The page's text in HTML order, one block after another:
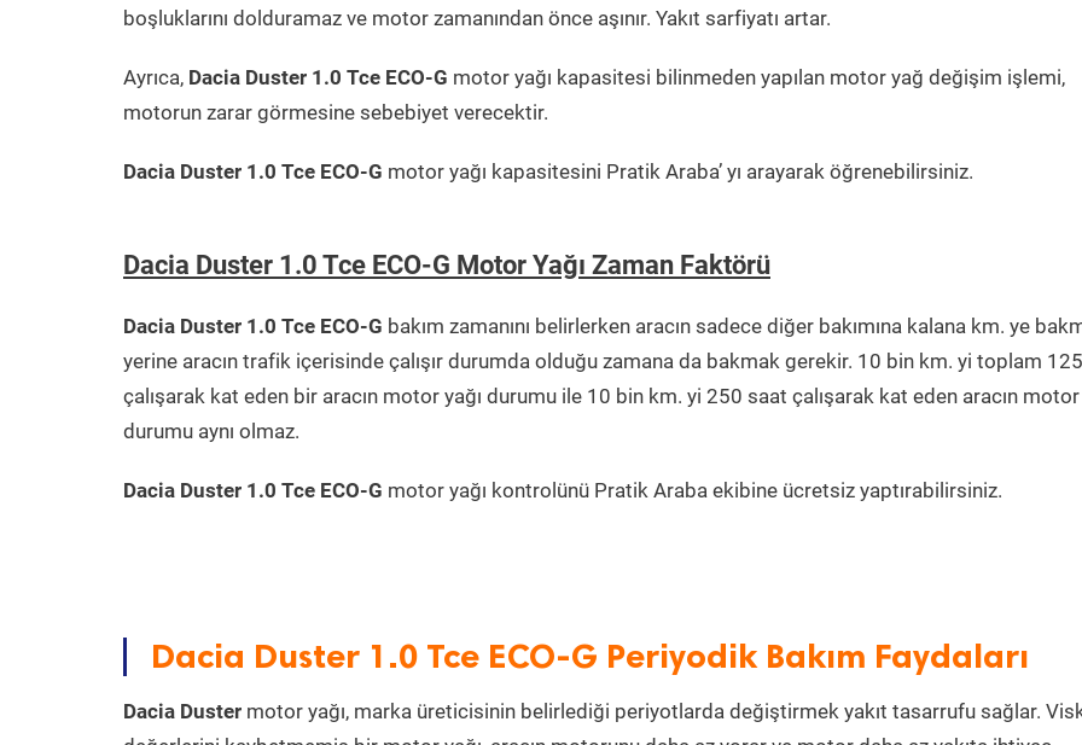
boşluklarını dolduramaz ve motor zamanından önce aşınır. Yakıt sarfiyatı artar.
Ayrıca, Dacia Duster 1.0 Tce ECO-G motor yağı kapasitesi bilinmeden yapılan motor yağ değişim işlemi,
motorun zarar görmesine sebebiyet verecektir.
Dacia Duster 1.0 Tce ECO-G motor yağı kapasitesini Pratik Araba’ yı arayarak öğrenebilirsiniz.
Dacia Duster 1.0 Tce ECO-G Motor Yağı Zaman Faktörü
Dacia Duster 1.0 Tce ECO-G bakım zamanını belirlerken aracın sadece diğer bakımına kalana km. ye
yerine aracın trafik içerisinde çalışır durumda olduğu zamana da bakmak gerekir. 10 bin km. yi toplam
çalışarak kat eden bir aracın motor yağı durumu ile 10 bin km. yi 250 saat çalışarak kat eden aracın motor
durumu aynı olmaz.
Dacia Duster 1.0 Tce ECO-G motor yağı kontrolünü Pratik Araba ekibine ücretsiz yaptırabilirsiniz.
Dacia Duster 1.0 Tce ECO-G Periyodik Bakım Faydaları
Dacia Duster motor yağı, marka üreticisinin belirlediği periyotlarda değiştirmek yakıt tasarrufu sağlar.